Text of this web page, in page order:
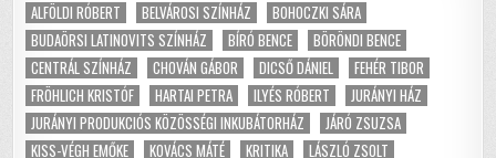
ALFÖLDI RÓBERT BELVÁROSI SZÍNHÁZ
BOHOCZKI SÁRA
BUDAÖRSI LATINOVITS SZÍNHÁZ
BÍRÓ BENCE
BÖRÖNDI BENCE
CENTRÁL SZÍNHÁZ
CHOVÁN GÁBOR DICSŐ DÁNIEL
FEHÉR TIBOR
FRÖHLICH KRISTÓF
HARTAI PETRA ILYÉS RÓBERT
JURÁNYI HÁZ
JURÁNYI PRODUKCIÓS KÖZÖSSÉGI INKUBÁTORHÁZ
JÁRÓ ZSUZSA
KISS-VÉGH EMŐKE
KOVÁCS MÁTÉ KRITIKA LÁSZLÓ ZSOLT